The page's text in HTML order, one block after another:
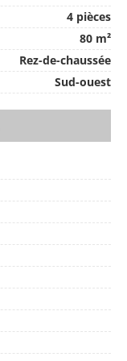
4 pièces
80 m²
Rez-de-chaussée
Sud-ouest